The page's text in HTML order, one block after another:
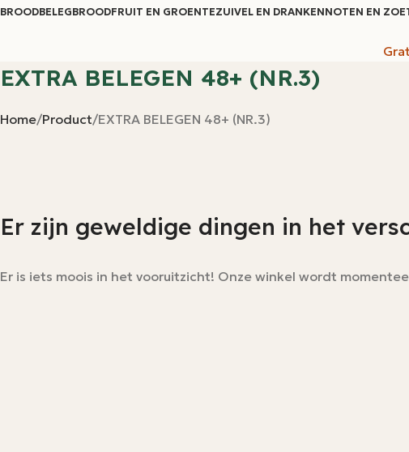
BROODBELEGBROODFRUIT EN GROENTEZUIVEL EN DRANKENNOTEN EN
EXTRA BELEGEN 48+ (NR.3)
Home Product EXTRA BELEGEN 48+ (NR.3)
Er zijn geweldige dingen in het
Er is iets moois in het vooruitzicht! Onze winkel wordt